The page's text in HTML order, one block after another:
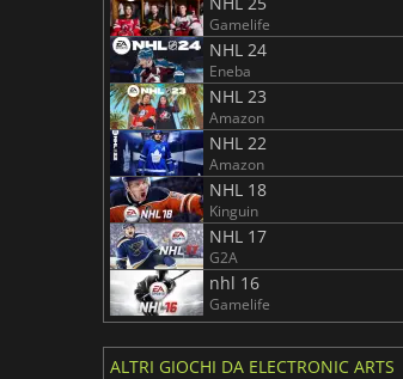
Gamelife
NHL 24
Eneba
NHL 23
Amazon
NHL 22
Amazon
NHL 18
Kinguin
NHL 17
G2A
nhl 16
Gamelife
ALTRI GIOCHI DA ELECTRONIC ARTS